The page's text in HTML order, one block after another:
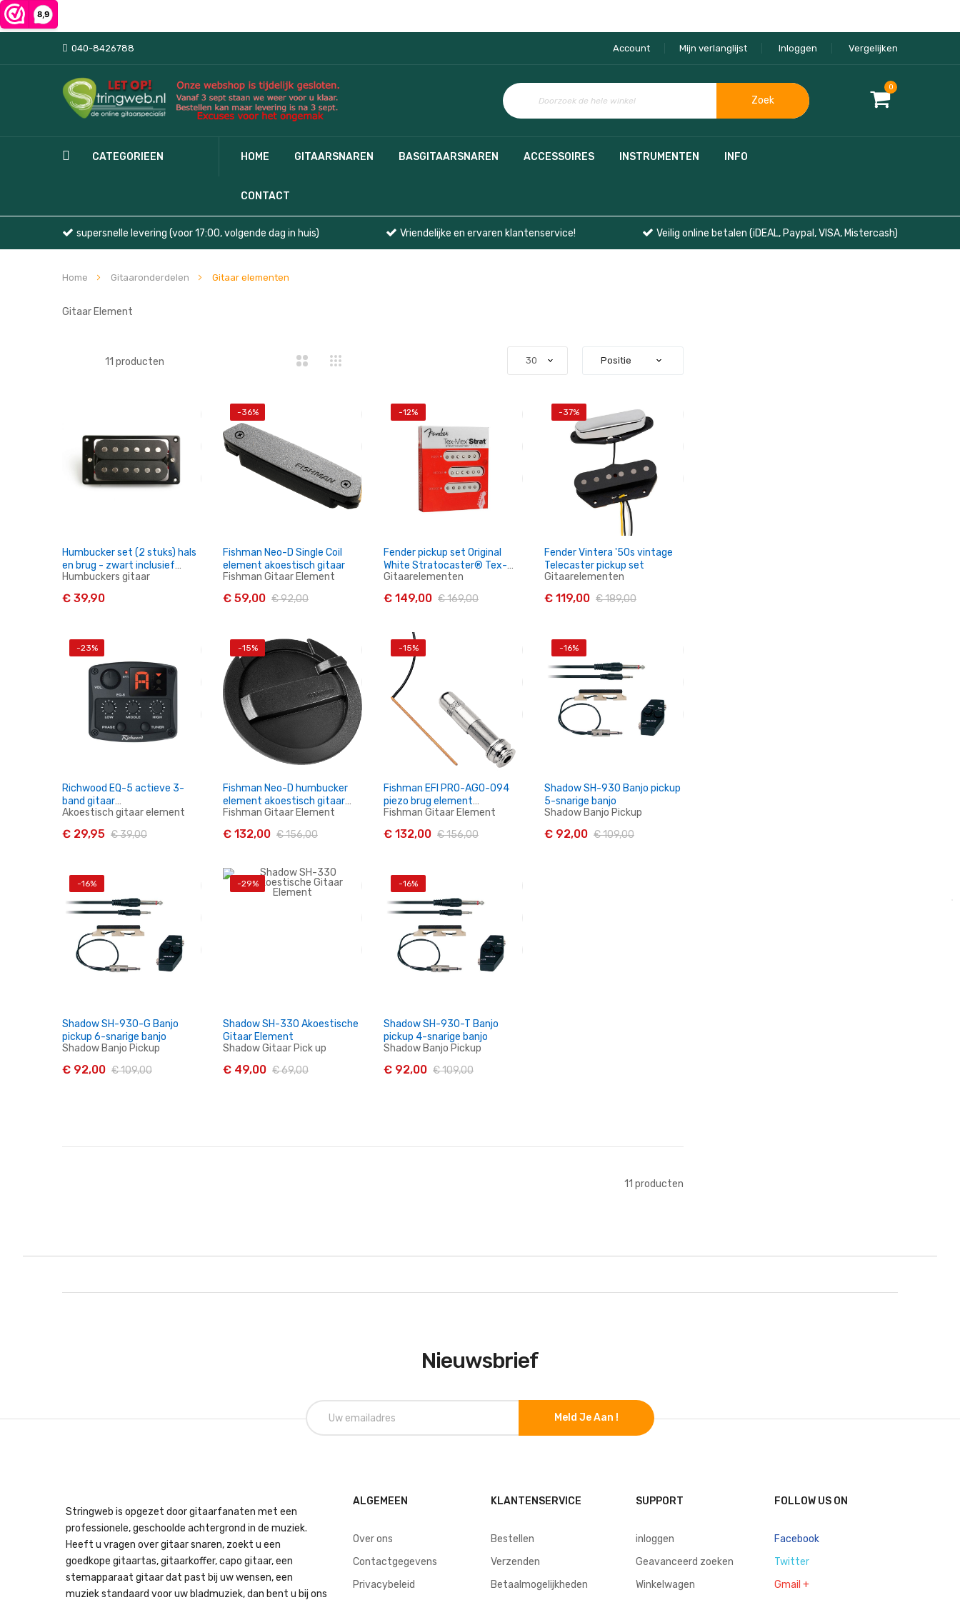
040-8426788 Account Mijn verlanglijst Inloggen Vergelijken
0
Zoek
CATEGORIEEN HOME GITAARSNAREN BASGITAARSNAREN ACCESSOIRES INSTRUMENTEN INFO
CONTACT
supersnelle levering (voor 17:00, volgende dag in huis) Vriendelijke en ervaren klantenservice! Veilig online betalen (iDEAL, Paypal, VISA, Mistercash)
Home Gitaaronderdelen Gitaar elementen
Gitaar Element
11 producten
In Winkelwagen
Humbucker set (2 stuks) hals
en brug - zwart inclusief
schroeven en frame
Humbuckers gitaar
€ 39,90
-36%
In Winkelwagen
Fishman Neo-D Single Coil
element akoestisch gitaar
Fishman Gitaar Element
€ 59,00 € 92,00
-12%
Fender pickup set Original
White Stratocaster® Tex-
Mex™ Electrische Gitaar
0992131000
Gitaarelementen
€ 149,00 € 169,00
-37%
In Winkelwagen
Fender Vintera '50s vintage
Telecaster pickup set
Gitaarelementen
€ 119,00 € 189,00
-23%
In Winkelwagen
Richwood EQ-5 actieve 3-
band gitaar
pickup/preamp/tuner
Akoestisch gitaar element
€ 29,95 € 39,00
-15%
In Winkelwagen
Fishman Neo-D humbucker
element akoestisch gitaar
met ingebouwde
feedbackbuster
Fishman Gitaar Element
€ 132,00 € 156,00
-15%
In Winkelwagen
Fishman EFI PRO-AG0-094
piezo brug element
akoestisch gitaar
Fishman Gitaar Element
€ 132,00 € 156,00
-16%
Shadow SH-930 Banjo pickup
5-snarige banjo
Shadow Banjo Pickup
€ 92,00 € 109,00
-16%
Shadow SH-930-G Banjo
pickup 6-snarige banjo
Shadow Banjo Pickup
€ 92,00 € 109,00
-29%
Shadow SH-330 Akoestische
Gitaar Element
Shadow Gitaar Pick up
€ 49,00 € 69,00
-16%
Shadow SH-930-T Banjo
pickup 4-snarige banjo
Shadow Banjo Pickup
€ 92,00 € 109,00
11 producten
Nieuwsbrief
Meld Je Aan !
Stringweb is opgezet door gitaarfanaten met een
professionele, geschoolde achtergrond in de muziek.
Heeft u vragen over gitaar snaren, zoekt u een
goedkope gitaartas, gitaarkoffer, capo gitaar, een
stemapparaat gitaar dat past bij uw wensen, een
muziek standaard voor uw bladmuziek, dan bent u bij ons
ALGEMEEN
Over ons
Contactgegevens
Privacybeleid
KLANTENSERVICE
Bestellen
Verzenden
Betaalmogelijkheden
SUPPORT
inloggen
Geavanceerd zoeken
Winkelwagen
FOLLOW US ON
Facebook
Twitter
Gmail +